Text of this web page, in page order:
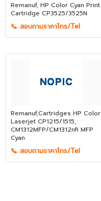
Remanuf, HP Color Cyan Print
Cartridge CP3525/3525N
📞 สอบถามราคาโทร/Tel
Remanuf,Cartridges HP Color
Laserjet CP1215/1515,
CM1312MFP/CM1312nfi MFP
Cyan
📞 สอบถามราคาโทร/Tel